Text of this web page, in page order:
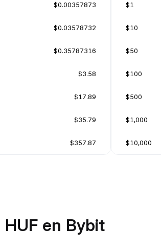
$0.00357873
$0.03578732
$0.35787316
$3.58
$17.89
$35.79
$357.87
$1
$10
$50
$100
$500
$1,000
$10,000
HUF en Bybit